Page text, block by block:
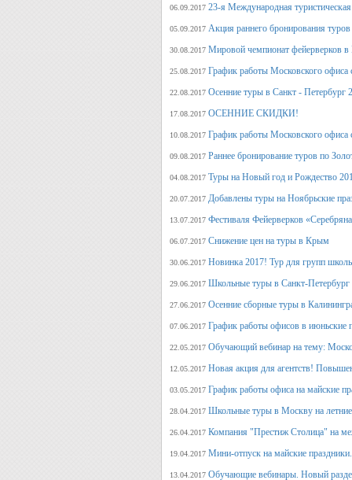
06.09.2017 23-я Международная
05.09.2017 Акция раннего бронирования
30.08.2017 Мировой чемпионат фейерверков в
25.08.2017 График работы Московского офиса
22.08.2017 Осенние туры в Санкт - Петербург
17.08.2017 ОСЕННИЕ СКИДКИ!
10.08.2017 График работы Московского офиса
09.08.2017 Раннее бронирование туров по
04.08.2017 Туры на Новый год и Рождество
20.07.2017 Добавлены туры на Ноябрьские
13.07.2017 Фестиваля Фейерверков
06.07.2017 Снижение цен на туры в Крым
30.06.2017 Новинка 2017! Тур для групп
29.06.2017 Школьные туры в Санкт-Петербург
27.06.2017 Осенние сборные туры в
07.06.2017 График работы офисов в июньские
22.05.2017 Обучающий вебинар на тему:
12.05.2017 Новая акция для агентств!
03.05.2017 График работы офиса на майские
28.04.2017 Школьные туры в Москву на
26.04.2017 Компания "Престиж Столица" на
19.04.2017 Мини-отпуск на майские
13.04.2017 Обучающие вебинары. Новый